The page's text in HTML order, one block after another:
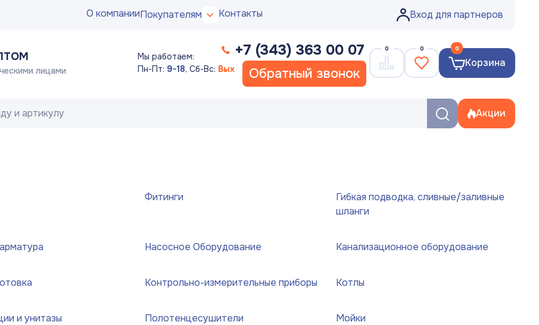
О компанииПокупателям Контакты Вход для партнеров
лицами
Мы работаем:
Пн-Пт: 9-18, Сб-Вс: Вых
+7 (343) 363 00 07
Обратный звонок
0 0
Корзина
0
Акции
Фитинги
Гибкая подводка, сливные/заливные
шланги
Насосное Оборудование Канализационное оборудование
Контрольно-измерительные приборы Котлы
и унитазы Полотенцесушители Мойки